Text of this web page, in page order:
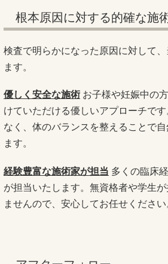
根本原因に対する的確な施
検査で明らかになった原因に対して
ます。
優しく安全な施術 お子様や妊娠中の
けていただける優しいアプローチで
なく、体のバランスを整えることで
ます。
経験豊富な施術家が担当 多くの臨床
が担当いたします。無資格者や学生
ませんので、安心してお任せください